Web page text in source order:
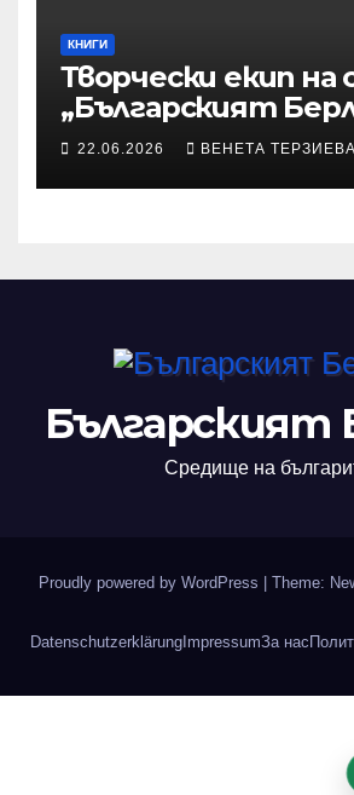
КНИГИ
Творчески екип на
„Българският
участва с
алманах „Словото,
оживява“
22.06.2026 ВЕНЕТА ТЕРЗИЕВА
Българският
Средище на
Proudly powered by WordPress Theme:
DatenschutzerklärungImpressumЗа нас